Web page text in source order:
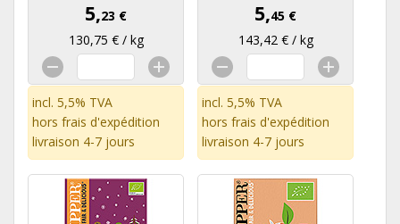
5,23 €
130,75 € / kg
incl. 5,5% TVA
hors frais d'expédition
livraison 4-7 jours
5,45 €
143,42 € / kg
incl. 5,5% TVA
hors frais d'expédition
livraison 4-7 jours